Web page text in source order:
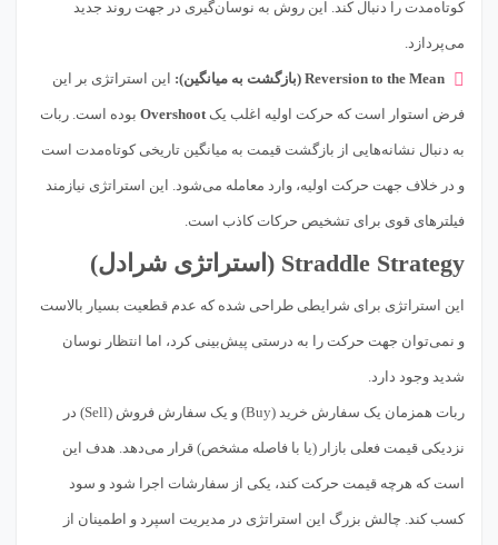
کوتاه‌مدت را دنبال کند. این روش به نوسان‌گیری در جهت روند جدید
می‌پردازد.
Reversion to the Mean (بازگشت به میانگین): این استراتژی بر این
فرض استوار است که حرکت اولیه اغلب یکOvershoot بوده است. ربات
به دنبال نشانه‌هایی از بازگشت قیمت به میانگین تاریخی کوتاه‌مدت است
و در خلاف جهت حرکت اولیه، وارد معامله می‌شود. این استراتژی نیازمند
فیلترهای قوی برای تشخیص حرکات کاذب است.
Straddle Strategy (استراتژی شرادل)
این استراتژی برای شرایطی طراحی شده که عدم قطعیت بسیار بالاست
و نمی‌توان جهت حرکت را به درستی پیش‌بینی کرد، اما انتظار نوسان
شدید وجود دارد.
ربات همزمان یک سفارش خرید (Buy) و یک سفارش فروش (Sell) در
نزدیکی قیمت فعلی بازار (یا با فاصله مشخص) قرار می‌دهد. هدف این
است که هرچه قیمت حرکت کند، یکی از سفارشات اجرا شود و سود
کسب کند. چالش بزرگ این استراتژی در مدیریت اسپرد و اطمینان از